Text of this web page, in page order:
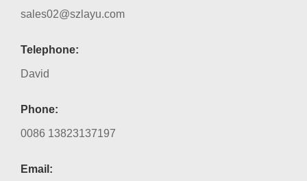
sales02@szlayu.com
Telephone:
David
Phone:
0086 13823137197
Email: